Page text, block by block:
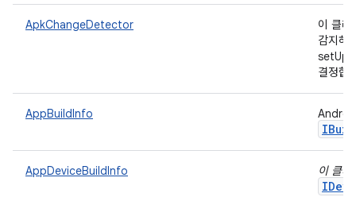
ApkChangeDetector
이 클래
감지하
setUp
결정합
AppBuildInfo
AppDeviceBuildInfo 이 클